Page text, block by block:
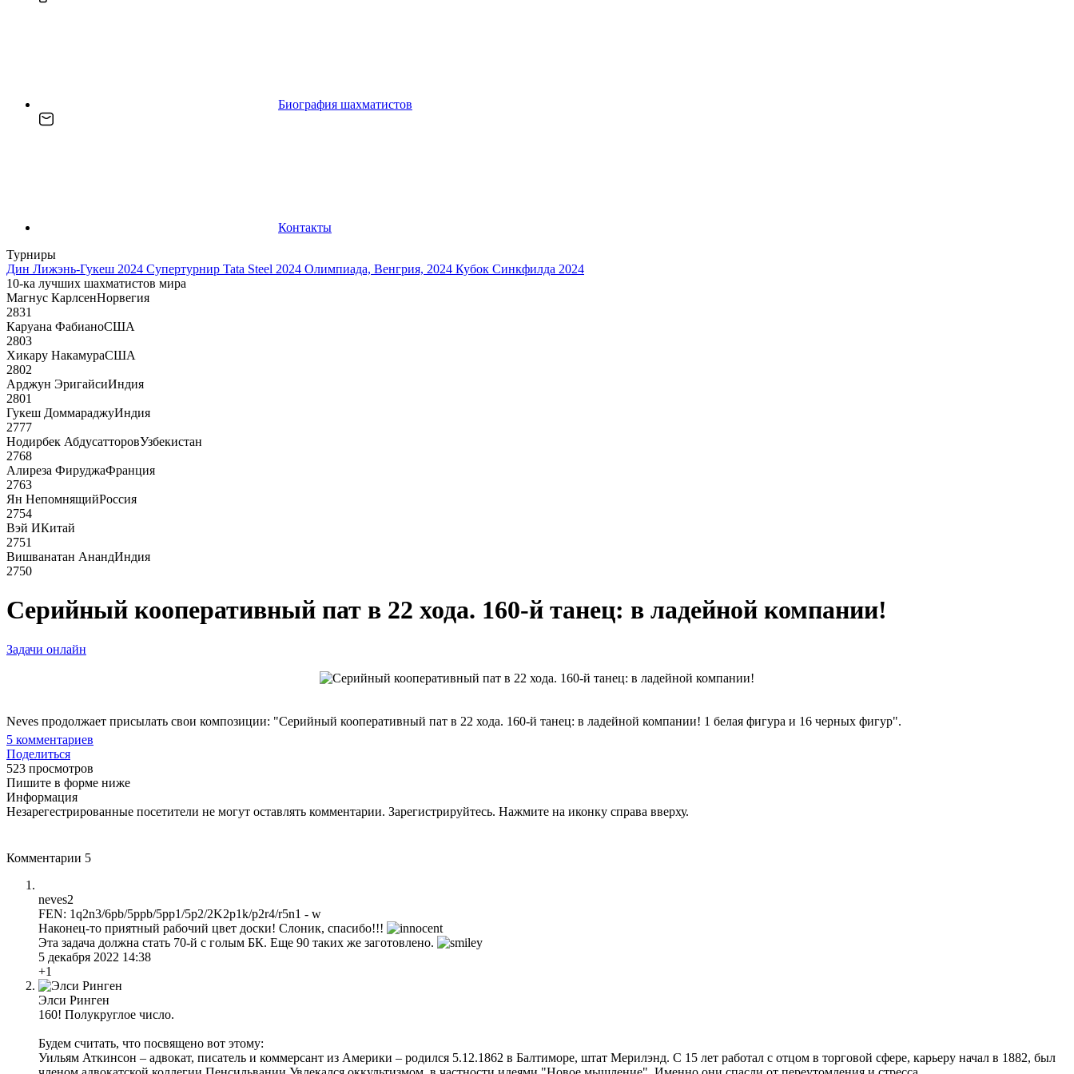
Биография шахматистов
Контакты
Турниры
Дин Лижэнь-Гукеш 2024 Супертурнир Tata Steel 2024 Олимпиада, Венгрия, 2024 Кубок Синкфилда 2024
10-ка лучших шахматистов мира
Магнус КарлсенНорвегия
2831
Каруана ФабианоСША
2803
Хикару НакамураСША
2802
Арджун ЭригайсиИндия
2801
Гукеш ДоммараджуИндия
2777
Нодирбек АбдусатторовУзбекистан
2768
Алиреза ФируджаФранция
2763
Ян НепомнящийРоссия
2754
Вэй ИКитай
2751
Вишванатан АнандИндия
2750
Серийный кооперативный пат в 22 хода. 160-й танец: в ладейной компании!
Задачи онлайн
Neves продолжает присылать свои композиции: "Серийный кооперативный пат в 22 хода. 160-й танец: в ладейной компании! 1 белая фигура и 16 черных фигур".
5 комментариев
Поделиться
523 просмотров
Пишите в форме ниже
Информация
Незарегестрированные посетители не могут оставлять комментарии. Зарегистрируйтесь. Нажмите на иконку справа вверху.
Комментарии 5
neves2
FEN: 1q2n3/6pb/5ppb/5pp1/5p2/2K2p1k/p2r4/r5n1 - w
Наконец-то приятный рабочий цвет доски! Слоник, спасибо!!!
Эта задача должна стать 70-й с голым БК. Еще 90 таких же заготовлено.
5 декабря 2022 14:38
+1
Элси Ринген
160! Полукруглое число.
Будем считать, что посвящено вот этому:
Уильям Аткинсон – адвокат, писатель и коммерсант из Америки – родился 5.12.1862 в Балтиморе, штат Мерилэнд. С 15 лет работал с отцом в торговой сфере, карьеру начал в 1882, был